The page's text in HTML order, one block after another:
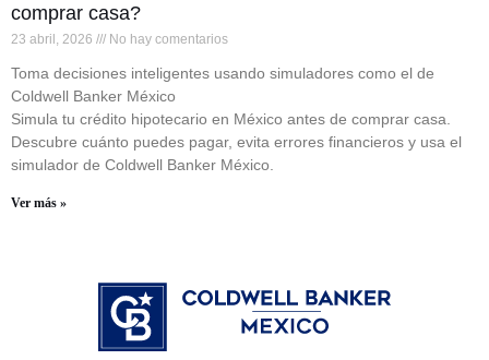
comprar casa?
23 abril, 2026 No hay comentarios
Toma decisiones inteligentes usando simuladores como el de
Coldwell Banker México
Simula tu crédito hipotecario en México antes de comprar casa.
Descubre cuánto puedes pagar, evita errores financieros y usa el
simulador de Coldwell Banker México.
Ver más »